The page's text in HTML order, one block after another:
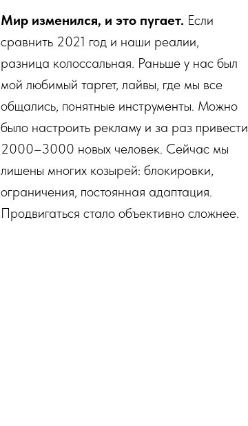
Мир изменился, и это пугает. Если
сравнить 2021 год и наши реалии,
разница колоссальная. Раньше у нас был
мой любимый таргет, лайвы, где мы все
общались, понятные инструменты. Можно
было настроить рекламу и за раз привести
2000–3000 новых человек. Сейчас мы
лишены многих козырей: блокировки,
ограничения, постоянная адаптация.
Продвигаться стало объективно сложнее.